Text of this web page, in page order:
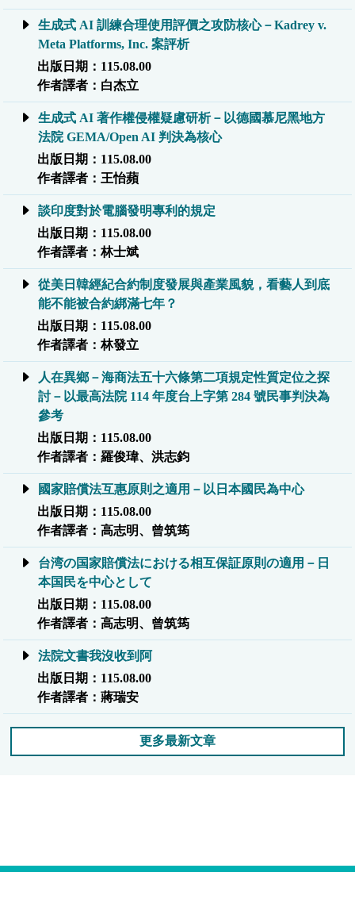
生成式 AI 訓練合理使用評價之攻防核心－Kadrey v.
Meta Platforms, Inc. 案評析
出版日期：115.08.00
作者譯者：白杰立
生成式 AI 著作權侵權疑慮研析－以德國慕尼黑地方
法院 GEMA/Open AI 判決為核心
出版日期：115.08.00
作者譯者：王怡蘋
談印度對於電腦發明專利的規定
出版日期：115.08.00
作者譯者：林士斌
從美日韓經紀合約制度發展與產業風貌，看藝人到底
能不能被合約綁滿七年？
出版日期：115.08.00
作者譯者：林發立
人在異鄉－海商法五十六條第二項規定性質定位之探
討－以最高法院 114 年度台上字第 284 號民事判決為
參考
出版日期：115.08.00
作者譯者：羅俊瑋、洪志鈞
國家賠償法互惠原則之適用－以日本國民為中心
出版日期：115.08.00
作者譯者：高志明、曾筑筠
台湾の国家賠償法における相互保証原則の適用－日
本国民を中心として
出版日期：115.08.00
作者譯者：高志明、曾筑筠
法院文書我沒收到阿
出版日期：115.08.00
作者譯者：蔣瑞安
更多最新文章